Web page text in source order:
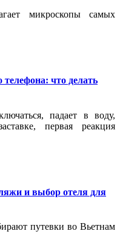
микроскопы самых
что делать
падает в воду,
первая реакция
и выбор отеля для
путевки во Вьетнам